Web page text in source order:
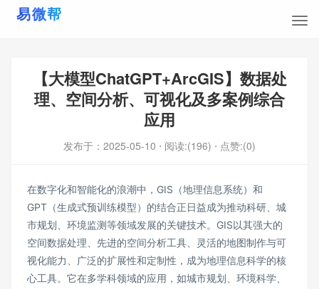
【大模型ChatGPT+ArcGIS】数据处
理、空间分析、可视化及多案例综合
应用
发布于： 2025-05-10 ⋅ 阅读:(196) ⋅ 点赞:(0)
在数字化和智能化的浪潮中，GIS（地理信息系统）和
GPT（生成式预训练模型）的结合正日益成为推动科研、城
市规划、环境监测等领域发展的关键技术。GIS以其强大的
空间数据处理、先进的空间分析工具、灵活的地图制作与可
视化能力、广泛的扩展性和定制性，成为地理信息科学的核
心工具。它在多学科领域的应用，如城市规划、环境科学、